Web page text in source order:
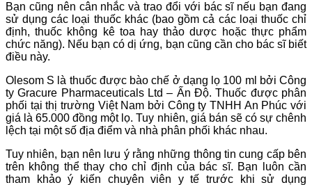
Bạn cũng nên cân nhắc và trao đổi với bác sĩ nếu bạn đang
sử dụng các loại thuốc khác (bao gồm cả các loại thuốc chỉ
định, thuốc không kê toa hay thảo dược hoặc thực phẩm
chức năng). Nếu bạn có dị ứng, bạn cũng cần cho bác sĩ biết
điều này.
Olesom S là thuốc được bào chế ở dạng lọ 100 ml bởi Công
ty Gracure Pharmaceuticals Ltd – Ấn Độ. Thuốc được phân
phối tại thị trường Việt Nam bởi Công ty TNHH An Phúc với
giá là 65.000 đồng một lọ. Tuy nhiên, giá bán sẽ có sự chênh
lệch tại một số địa điểm và nhà phân phối khác nhau.
Tuy nhiên, bạn nên lưu ý rằng những thông tin cung cấp bên
trên không thể thay cho chỉ định của bác sĩ. Bạn luôn cần
tham khảo ý kiến chuyên viên y tế trước khi sử dụng